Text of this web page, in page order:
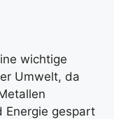
wichtige
Umwelt, da
Energie gespart